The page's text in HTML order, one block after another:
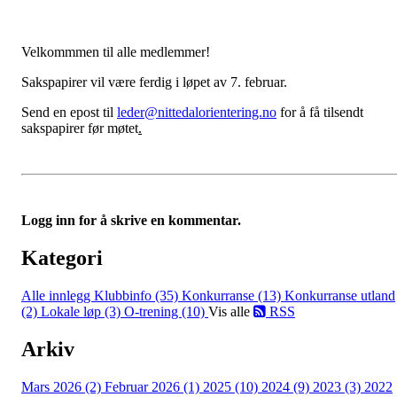
Velkommmen til alle medlemmer!
Sakspapirer vil være ferdig i løpet av 7. februar.
Send en epost til leder@nittedalorientering.no for å få tilsendt
sakspapirer før møtet.
Logg inn for å skrive en kommentar.
Kategori
Alle innlegg Klubbinfo (35) Konkurranse (13) Konkurranse utland
(2) Lokale løp (3) O-trening (10) Vis alle RSS
Arkiv
Mars 2026 (2) Februar 2026 (1) 2025 (10) 2024 (9) 2023 (3) 2022